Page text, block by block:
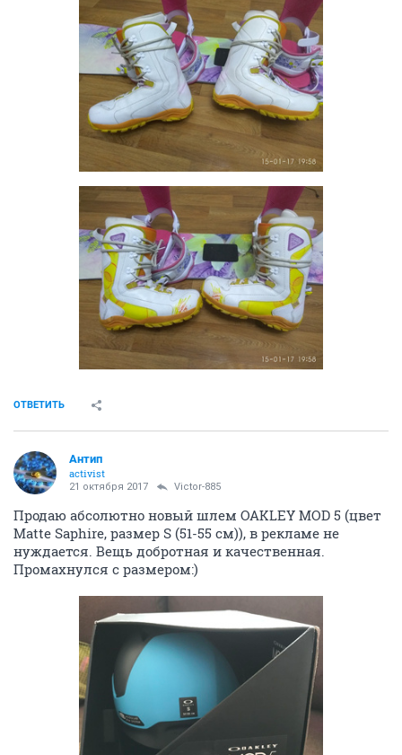
ОТВЕТИТЬ
Антип
activist
21 октября 2017 Victor-885
Продаю абсолютно новый шлем OAKLEY MOD 5 (цвет
Matte Saphire, размер S (51-55 см)), в рекламе не
нуждается. Вещь добротная и качественная.
Промахнулся с размером:)